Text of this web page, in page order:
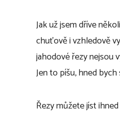
Jak už jsem dříve
chuťově i vzhledově
jahodové řezy nejsou
Jen to píšu, hned bych
Řezy můžete jíst